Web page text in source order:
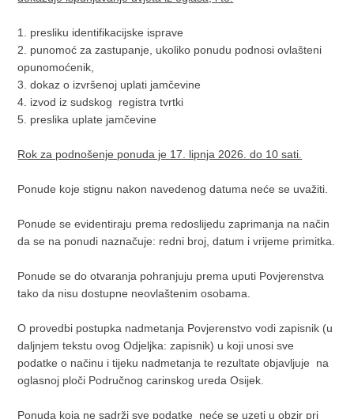
1. presliku identifikacijske isprave
2. punomoć za zastupanje, ukoliko ponudu podnosi ovlašteni
opunomoćenik,
3. dokaz o izvršenoj uplati jamčevine
4. izvod iz sudskog registra tvrtki
5. preslika uplate jamčevine
Rok za podnošenje ponuda je 17. lipnja 2026. do 10 sati.
Ponude koje stignu nakon navedenog datuma neće se uvažiti.
Ponude se evidentiraju prema redoslijedu zaprimanja na način
da se na ponudi naznačuje: redni broj, datum i vrijeme primitka.
Ponude se do otvaranja pohranjuju prema uputi Povjerenstva
tako da nisu dostupne neovlaštenim osobama.
O provedbi postupka nadmetanja Povjerenstvo vodi zapisnik (u
daljnjem tekstu ovog Odjeljka: zapisnik) u koji unosi sve
podatke o načinu i tijeku nadmetanja te rezultate objavljuje na
oglasnoj ploči Područnog carinskog ureda Osijek.
Ponuda koja ne sadrži sve podatke neće se uzeti u obzir pri